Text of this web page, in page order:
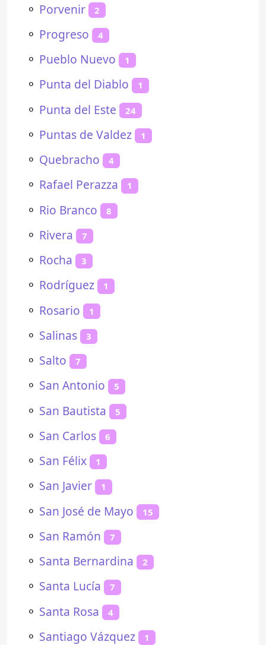
⚬ Porvenir 2
⚬ Progreso 4
⚬ Pueblo Nuevo 1
⚬ Punta del Diablo 1
⚬ Punta del Este 24
⚬ Puntas de Valdez 1
⚬ Quebracho 4
⚬ Rafael Perazza 1
⚬ Rio Branco 8
⚬ Rivera 7
⚬ Rocha 3
⚬ Rodríguez 1
⚬ Rosario 1
⚬ Salinas 3
⚬ Salto 7
⚬ San Antonio 5
⚬ San Bautista 5
⚬ San Carlos 6
⚬ San Félix 1
⚬ San Javier 1
⚬ San José de Mayo 15
⚬ San Ramón 7
⚬ Santa Bernardina 2
⚬ Santa Lucía 7
⚬ Santa Rosa 4
⚬ Santiago Vázquez 1